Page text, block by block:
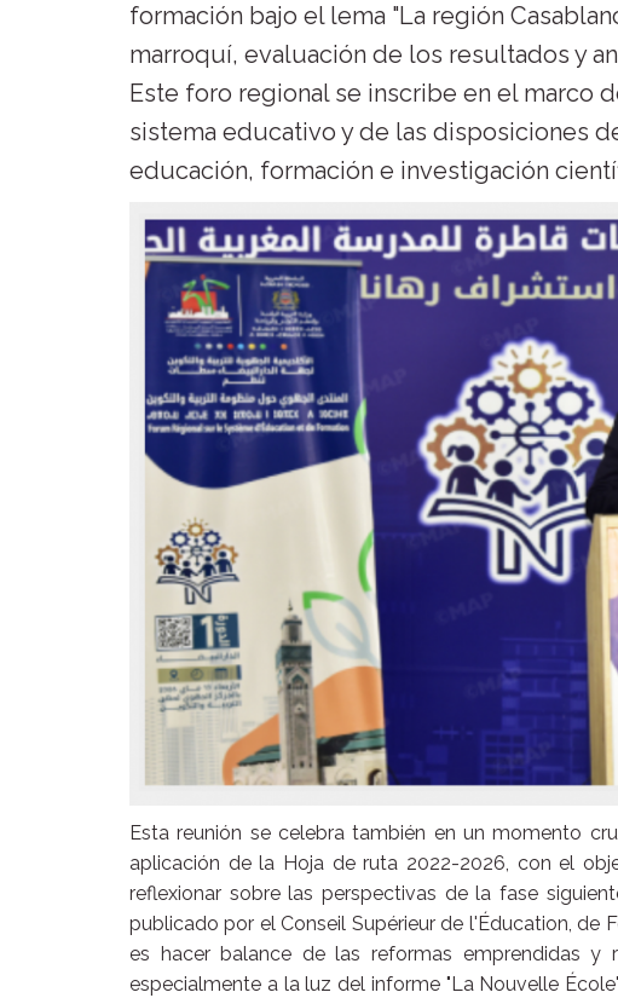
formación bajo el lema "La región
marroquí, evaluación de los resultados y
Este foro regional se inscribe en el marco
sistema educativo y de las disposiciones
educación, formación e investigación
Esta reunión se celebra también en un momento
aplicación de la Hoja de ruta 2022-2026, con el
reflexionar sobre las perspectivas de la fase
publicado por el Conseil Supérieur de l'Éducation, de
es hacer balance de las reformas emprendidas y
especialmente a la luz del informe "La Nouvelle